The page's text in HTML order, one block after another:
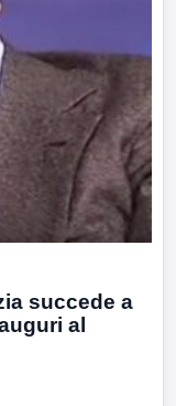
succede a
al